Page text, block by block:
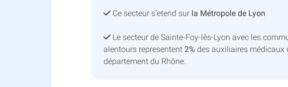
Ce secteur s’etend sur la Métropole de Lyon
Le secteur de Sainte-Foy-lès-Lyon avec les
alentours representent 2% des auxiliaires médicaux
département du Rhône.